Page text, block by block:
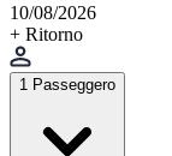
10/08/2026
+ Ritorno
1 Passeggero